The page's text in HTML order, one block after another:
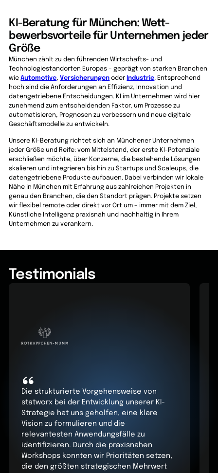
KI-Beratung für München: Wett­
bewerbs­vorteile für Unter­nehmen jeder
Größe
München zählt zu den führenden Wirtschafts- und
Technologiestandorten Europas – geprägt von starken Branchen
wieAutomotive, Versicherungen oder Industrie. Entsprechend
hoch sind die Anforderungen an Effizienz, Innovation und
datengetriebene Entscheidungen. KI im Unternehmen wird hier
zunehmend zum entscheidenden Faktor, um Prozesse zu
automatisieren, Prognosen zu verbessern und neue digitale
Geschäftsmodelle zu entwickeln.
Unsere KI-Beratung richtet sich an Münchener Unternehmen
jeder Größe und Reife: vom Mittel­stand, der erste KI-Potenziale
erschließen möchte, über Konzerne, die bestehende Lösungen
skalieren und integrieren bis hin zu Startups und Scaleups, die
datengetriebene Produkte auf­bauen. Dabei verbinden wir lokale
Nähe in München mit Erfahrung aus zahlreichen Projekten in
genau den Branchen, die den Standort prägen. Projekte setzen
wir flexibel remote oder direkt vor Ort um – immer mit dem Ziel,
Künstliche Intelligenz praxisnah und nachhaltig in Ihrem
Unternehmen zu verankern.
Testimonials
“
Die strukturierte Vorgehensweise von
statworx bei der Entwicklung unserer KI-
Strategie hat uns geholfen, eine klare
Vision zu formulieren und die
relevantesten Anwendungsfälle zu
identifizieren. Durch die praxisnahen
Workshops konnten wir Prioritäten setzen,
die den größten strategischen Mehrwert